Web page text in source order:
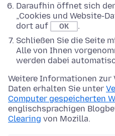
Daraufhin öffnet sich
„Cookies und Website-
dort auf
OK
.
Schließen Sie die Seite
Alle von Ihnen
werden dabei
Weitere Informationen zur
Daten erhalten Sie unter
Computer gespeicherten
englischsprachigen
Clearing von Mozilla.